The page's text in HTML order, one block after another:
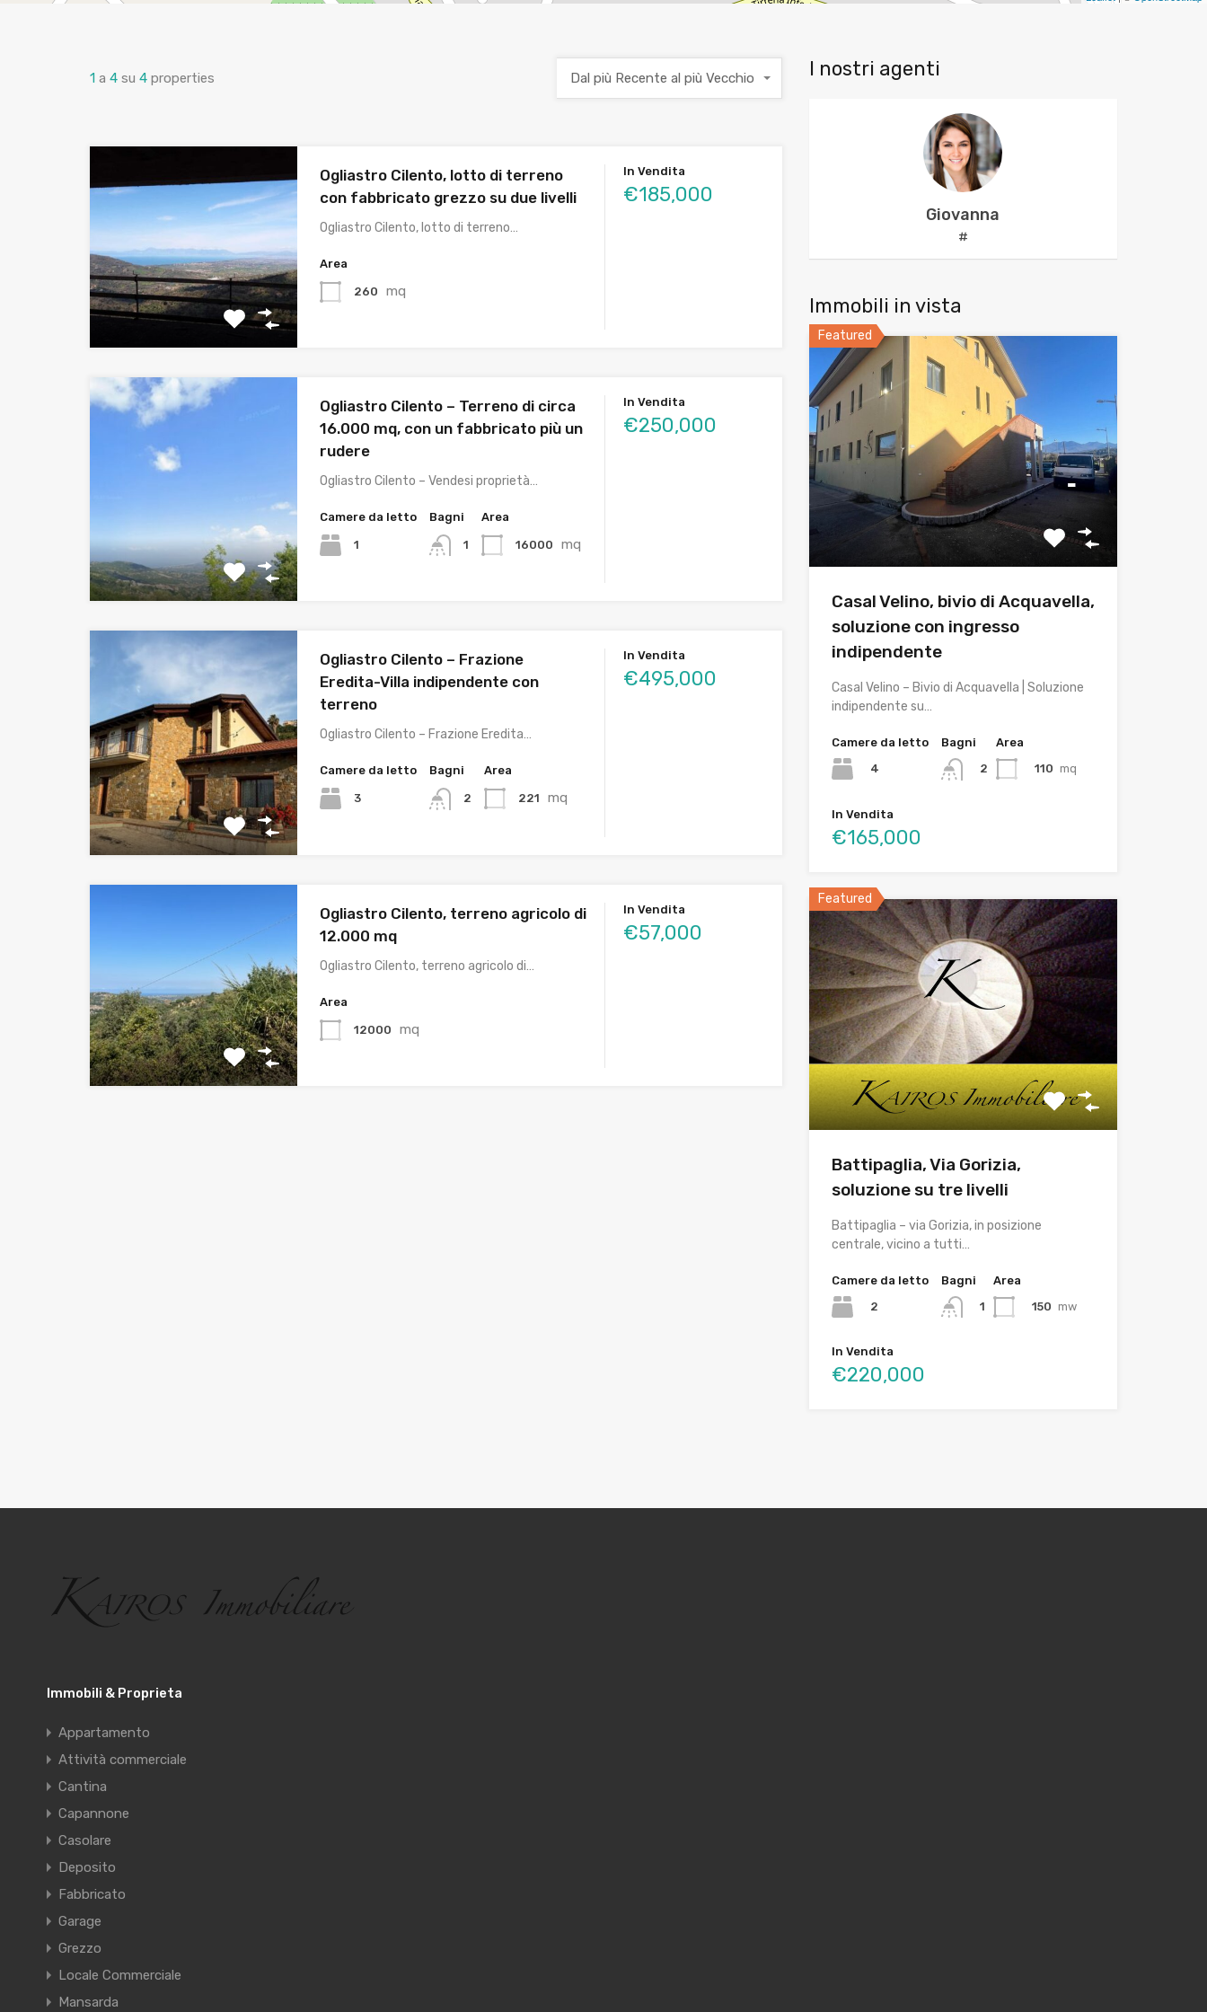
1 a 4 su 4 properties Dal più Recente al più Vecchio
Ogliastro Cilento, lotto di terreno
con fabbricato grezzo su due livelli
Ogliastro Cilento, lotto di terreno…
Area
260 mq
In Vendita
€185,000
Ogliastro Cilento – Terreno di circa
16.000 mq, con un fabbricato più un
rudere
Ogliastro Cilento – Vendesi proprietà…
Camere da letto
1
Bagni
1
Area
16000 mq
In Vendita
€250,000
Ogliastro Cilento – Frazione
Eredita-Villa indipendente con
terreno
Ogliastro Cilento – Frazione Eredita…
Camere da letto
3
Bagni
2
Area
221 mq
In Vendita
€495,000
Ogliastro Cilento, terreno agricolo di
12.000 mq
Ogliastro Cilento, terreno agricolo di…
Area
12000 mq
In Vendita
€57,000
I nostri agenti
Giovanna
#
Immobili in vista
Featured
Casal Velino, bivio di Acquavella,
soluzione con ingresso
indipendente
Casal Velino – Bivio di Acquavella | Soluzione
indipendente su…
Camere da letto
4
Bagni
2
Area
110 mq
In Vendita
€165,000
Featured
Battipaglia, Via Gorizia,
soluzione su tre livelli
Battipaglia – via Gorizia, in posizione
centrale, vicino a tutti…
Camere da letto
2
Bagni
1
Area
150 mw
In Vendita
€220,000
Immobili & Proprieta
Appartamento
Attività commerciale
Cantina
Capannone
Casolare
Deposito
Fabbricato
Garage
Grezzo
Locale Commerciale
Mansarda